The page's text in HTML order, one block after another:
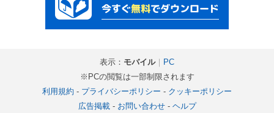
表示： モバイル｜ PC
※PCの閲覧は一部制限されます
利用規約 - プライバシーポリシー - クッキーポリシー
広告掲載- お問い合わせ- ヘルプ